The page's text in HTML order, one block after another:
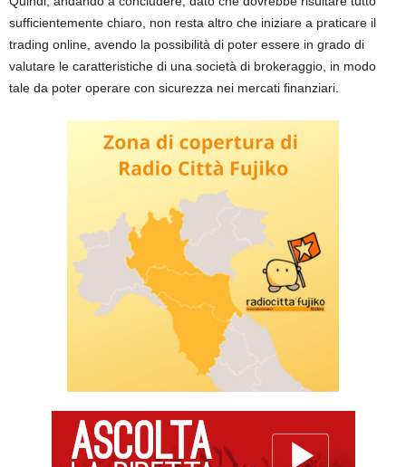
sufficientemente chiaro, non resta altro che iniziare a praticare il
trading online, avendo la possibilità di poter essere in grado di
valutare le caratteristiche di una società di brokeraggio, in modo
tale da poter operare con sicurezza nei mercati finanziari.